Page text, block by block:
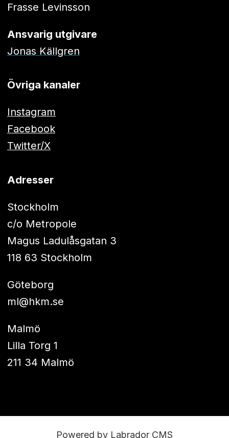
Frasse Levinsson
Ansvarig utgivare
Jonas Källgren
Övriga kanaler
Instagram
Facebook
Twitter/X
Adresser
Stockholm
c/o Metropole
Magus Ladulåsgatan 3
118 63 Stockholm
Göteborg
ml@hkm.se
Malmö
Lilla Torg 1
211 34 Malmö
Powered by Labrador CMS